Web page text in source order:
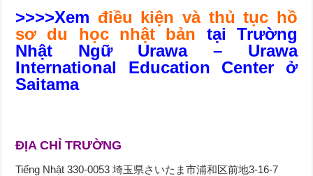
>>>>Xem điều kiện và thủ tục hồ
sơ du học nhật bản tại Trường
Nhật Ngữ Urawa – Urawa
International Education Center ở
Saitama
ĐỊA CHỈ TRƯỜNG
Tiếng Nhật 330-0053 埼玉県さいたま市浦和区前地3-16-7